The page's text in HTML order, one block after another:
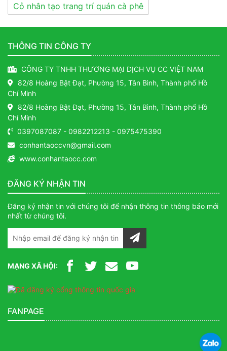
Cỏ nhân tạo trang trí quán cà phê
THÔNG TIN CÔNG TY
CÔNG TY TNHH THƯƠNG MẠI DỊCH VỤ CC VIỆT NAM
82/8 Hoàng Bật Đạt, Phường 15, Tân Bình, Thành phố Hồ
Chí Minh
82/8 Hoàng Bật Đạt, Phường 15, Tân Bình, Thành phố Hồ
Chí Minh
0397087087 - 0982212213 - 0975475390
conhantaoccvn@gmail.com
www.conhantaocc.com
ĐĂNG KÝ NHẬN TIN
Đăng ký nhận tin với chúng tôi để nhận thông tin thông báo mới
nhất từ chúng tôi.
MẠNG XÃ HỘI:
FANPAGE